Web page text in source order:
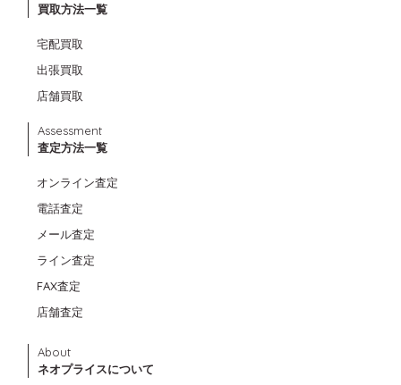
買取方法一覧
宅配買取
出張買取
店舗買取
Assessment
査定方法一覧
オンライン査定
電話査定
メール査定
ライン査定
FAX査定
店舗査定
About
ネオプライスについて